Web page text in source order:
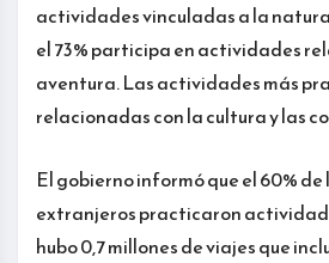
actividades vinculadas a la
el 73% participa en actividades
aventura. Las actividades más
relacionadas con la cultura y las
El gobierno informó que el 60%
extranjeros practicaron
hubo 0,7 millones de viajes que